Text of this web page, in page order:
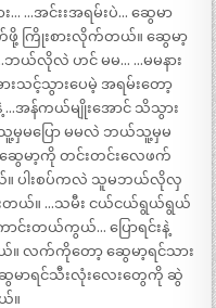
…အင်းးအရမ်းပဲ… ဆွေမာ
ဖို့ ကြိုးစားလိုက်တယ်။ ဆွေမာ့
ဘယ်လိုလဲ ဟင် မမ… …မမနား
းသင့်သွားပေမဲ့ အရမ်းတော့
…အန်ကယ်မျိုးအောင် သိသွား
မပြော မမလဲ ဘယ်သူ့မှမ
ေမာ့ကို တင်းတင်းလေဖက်
ယ်။ ပါးစပ်ကလဲ သူမဘယ်လိုလှ
ေးတယ်။ …သမီး ငယ်ငယ်ရွယ်ရွယ်
င်းတယ်ကွယ်… ပြောရင်းနဲ့
တယ်။ လက်ကိုတော့ ဆွေမာ့ရင်သား
မာရင်သီးလုံးလေးတွေကို ဆွဲ
။